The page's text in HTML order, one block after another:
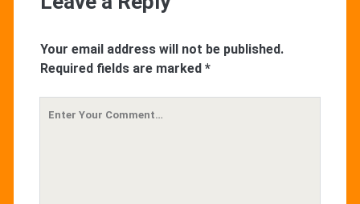
Your email address will not be published.
Required fields are marked *